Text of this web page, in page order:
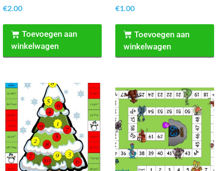
€2.00
Toevoegen aan
winkelwagen
€1.00
Toevoegen aan
winkelwagen